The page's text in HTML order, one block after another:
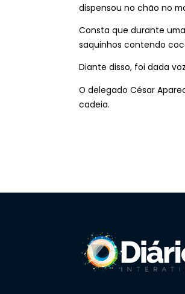
dispensou no chão no
Consta que durante
saquinhos contendo
Diante disso, foi dada
O delegado César
cadeia.